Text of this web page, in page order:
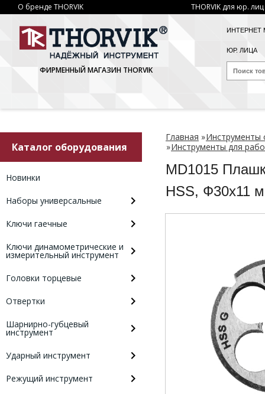
О бренде THORVIK THORVIK для юр. лиц
ФИРМЕННЫЙ МАГАЗИН THORVIK
ИНТЕРНЕТ
ЮР. ЛИЦА
Каталог оборудования
Новинки
Наборы универсальные
Ключи гаечные
Ключи динамометрические и
измерительный инструмент
Головки торцевые
Отвертки
Шарнирно-губцевый
инструмент
Ударный инструмент
Режущий инструмент
Главная »Инструменты
»Инструменты для
MD1015
HSS, Ф30х11